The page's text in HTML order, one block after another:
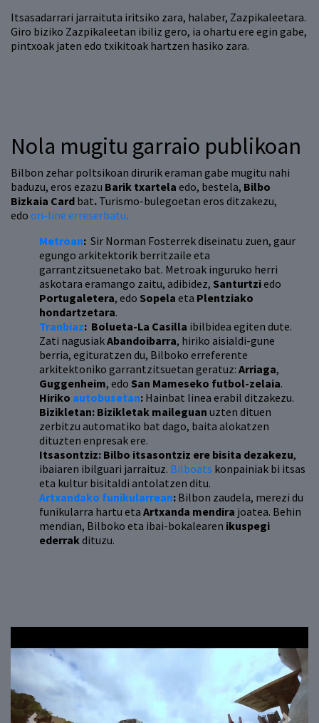
Itsasadarrari jarraituta iritsiko zara, halaber, Zazpikaleetara.
Giro biziko Zazpikaleetan ibiliz gero, ia ohartu ere egin gabe,
pintxoak jaten edo txikitoak hartzen hasiko zara.
Nola mugitu garraio publikoan
Bilbon zehar poltsikoan dirurik eraman gabe mugitu nahi
baduzu, eros ezazu Barik txartela edo, bestela, Bilbo
Bizkaia Card bat. Turismo-bulegoetan eros ditzakezu,
edo on-line erreserbatu.
Metroan: Sir Norman Fosterrek diseinatu zuen, gaur
egungo arkitektorik berritzaile eta
garrantzitsuenetako bat. Metroak inguruko herri
askotara eramango zaitu, adibidez, Santurtziedo
Portugaletera, edo Sopela eta Plentziako
hondartzetara.
Tranbiaz: Bolueta-La Casilla ibilbidea egiten dute.
Zati nagusiakAbandoibarra, hiriko aisialdi-gune
berria, egituratzen du, Bilboko erreferente
arkitektoniko garrantzitsuetan geratuz: Arriaga,
Guggenheim, edo San Mameseko futbol-zelaia.
Hiriko autobusetan: Hainbat linea erabil ditzakezu.
Bizikletan: Bizikletak maileguan uzten dituen
zerbitzu automatiko bat dago, baita alokatzen
dituzten enpresak ere.
Itsasontziz: Bilbo itsasontziz ere bisita dezakezu,
ibaiaren ibilguari jarraituz. Bilboats konpainiak bi itsas
eta kultur bisitaldi antolatzen ditu.
Artxandako funikularrean: Bilbon zaudela, merezi du
funikularra hartu eta Artxanda mendira joatea. Behin
mendian, Bilboko eta ibai-bokalearen ikuspegi
ederrakdituzu.